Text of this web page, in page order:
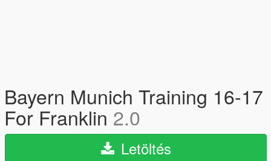
Bayern Munich Training 16-17
For Franklin 2.0
Letöltés